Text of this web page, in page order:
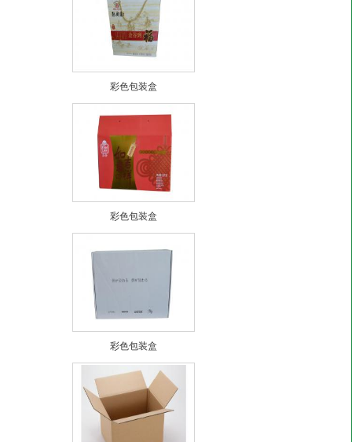
彩色包装盒
彩色包装盒
彩色包装盒